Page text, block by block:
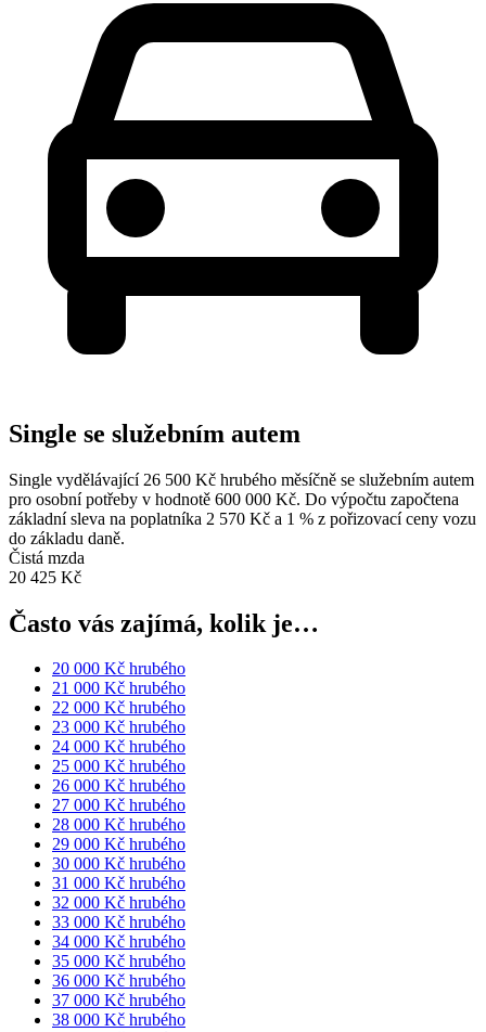
Single se služebním autem
Single vydělávající 26 500 Kč hrubého měsíčně se služebním autem
pro osobní potřeby v hodnotě 600 000 Kč. Do výpočtu započtena
základní sleva na poplatníka 2 570 Kč a 1 % z pořizovací ceny vozu
do základu daně.
Čistá mzda
20 425 Kč
Často vás zajímá, kolik je…
20 000 Kč hrubého
21 000 Kč hrubého
22 000 Kč hrubého
23 000 Kč hrubého
24 000 Kč hrubého
25 000 Kč hrubého
26 000 Kč hrubého
27 000 Kč hrubého
28 000 Kč hrubého
29 000 Kč hrubého
30 000 Kč hrubého
31 000 Kč hrubého
32 000 Kč hrubého
33 000 Kč hrubého
34 000 Kč hrubého
35 000 Kč hrubého
36 000 Kč hrubého
37 000 Kč hrubého
38 000 Kč hrubého